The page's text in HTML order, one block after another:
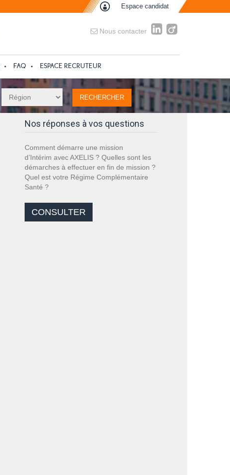
Espace candidat
Nous contacter
FAQ ESPACE RECRUTEUR
Nos réponses à vos questions
Comment démarre une mission
d’Intérim avec AXELIS ? Quelles sont les
démarches à effectuer en fin de mission ?
Quel est votre Régime Complémentaire
Santé ?
CONSULTER